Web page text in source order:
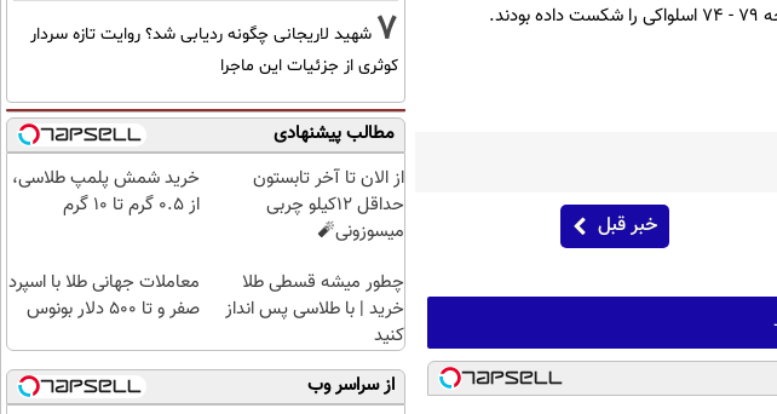
خبر قبل
7 شهید لاریجانی چگونه ردیابی شد؟ روایت تازه سردار
کوثری از جزئیات این ماجرا
مطالب پیشنهادی
از الان تا آخر تابستون
حداقل 12کیلو چربی
میسوزونی🧨
خرید شمش پلمپ طلاسی،
از ۰.۵ گرم تا ۱۰ گرم
چطور میشه قسطی طلا
خرید | با طلاسی پس انداز
کنید
معاملات جهانی طلا با اسپرد
صفر و تا ۵۰۰ دلار بونوس
از سراسر وب